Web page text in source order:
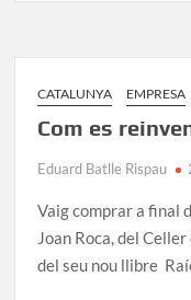
CATALUNYA EMPRESA
Com es
Eduard Batlle Rispau
Vaig comprar a final
Joan Roca, del
del seu nou llibre